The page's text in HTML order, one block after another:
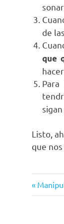
de
que
Listo,
que
Entrada